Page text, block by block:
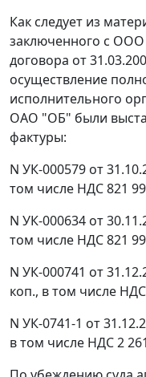
Как следует из
заключенного с
договора от
осуществление
исполнительного
ОАО "ОБ" были
фактуры:
N УК-000579 от
том числе НДС 821
N УК-000634 от
том числе НДС 821
N УК-000741 от
коп., в том числе
N УК-0741-1 от
в том числе НДС 2